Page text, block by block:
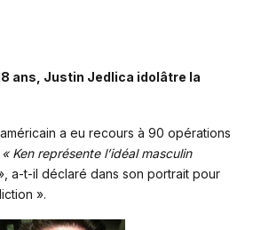
ans, Justin Jedlica idolâtre la
a eu recours à 90 opérations
« Ken représente l’idéal masculin
a-t-il déclaré dans son portrait pour
».